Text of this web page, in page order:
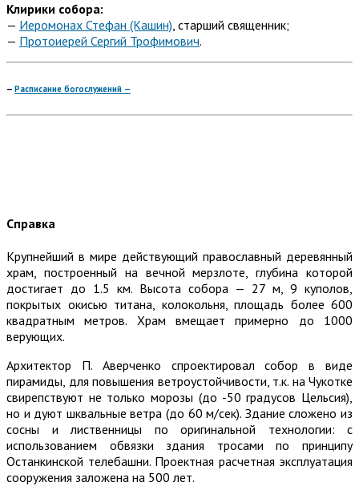
Клирики собора:
— Иеромонах Стефан (Кашин), старший священник;
— Протоиерей Сергий Трофимович.
— Расписание богослужений —
Справка
Крупнейший в мире действующий православный деревянный
храм, построенный на вечной мерзлоте, глубина которой
достигает до 1.5 км. Высота собора — 27 м, 9 куполов,
покрытых окисью титана, колокольня, площадь более 600
квадратным метров. Храм вмещает примерно до 1000
верующих.
Архитектор П. Аверченко спроектировал собор в виде
пирамиды, для повышения ветроустойчивости, т.к. на Чукотке
свирепствуют не только морозы (до -50 градусов Цельсия),
но и дуют шквальные ветра (до 60 м/сек). Здание сложено из
сосны и лиственницы по оригинальной технологии: с
использованием обвязки здания тросами по принципу
Останкинской телебашни. Проектная расчетная эксплуатация
сооружения заложена на 500 лет.